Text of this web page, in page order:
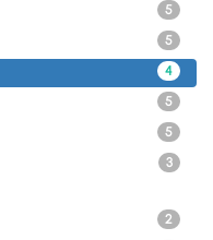
5
5
4
5
5
3
2